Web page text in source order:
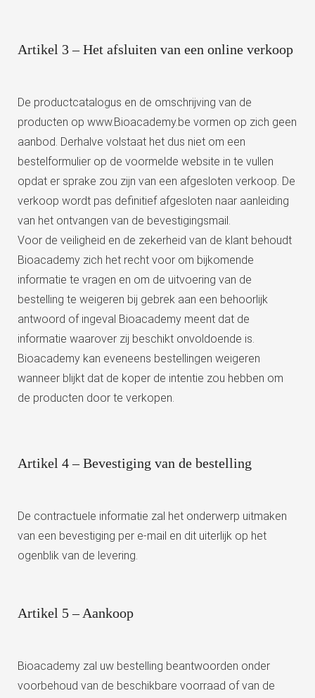
Artikel 3 – Het afsluiten van een online verkoop
De productcatalogus en de omschrijving van de
producten op www.Bioacademy.be vormen op zich geen
aanbod. Derhalve volstaat het dus niet om een
bestelformulier op de voormelde website in te vullen
opdat er sprake zou zijn van een afgesloten verkoop. De
verkoop wordt pas definitief afgesloten naar aanleiding
van het ontvangen van de bevestigingsmail.
Voor de veiligheid en de zekerheid van de klant behoudt
Bioacademy zich het recht voor om bijkomende
informatie te vragen en om de uitvoering van de
bestelling te weigeren bij gebrek aan een behoorlijk
antwoord of ingeval Bioacademy meent dat de
informatie waarover zij beschikt onvoldoende is.
Bioacademy kan eveneens bestellingen weigeren
wanneer blijkt dat de koper de intentie zou hebben om
de producten door te verkopen.
Artikel 4 – Bevestiging van de bestelling
De contractuele informatie zal het onderwerp uitmaken
van een bevestiging per e-mail en dit uiterlijk op het
ogenblik van de levering.
Artikel 5 – Aankoop
Bioacademy zal uw bestelling beantwoorden onder
voorbehoud van de beschikbare voorraad of van de